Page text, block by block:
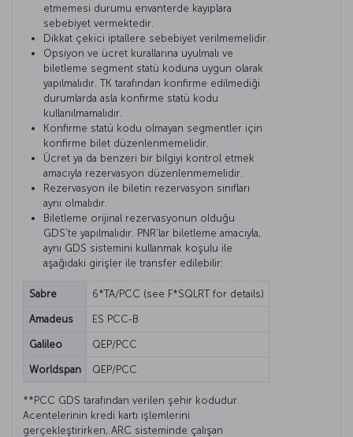
etmemesi durumu envanterde kayıplara
sebebiyet vermektedir.
Dikkat çekici iptallere sebebiyet verilmemelidir.
Opsiyon ve ücret kurallarına uyulmalı ve
biletleme segment statü koduna uygun olarak
yapılmalıdır. TK tarafından konfirme edilmediği
durumlarda asla konfirme statü kodu
kullanılmamalıdır.
Konfirme statü kodu olmayan segmentler için
konfirme bilet düzenlenmemelidir.
Ücret ya da benzeri bir bilgiyi kontrol etmek
amacıyla rezervasyon düzenlenmemelidir.
Rezervasyon ile biletin rezervasyon sınıfları
aynı olmalıdır.
Biletleme orijinal rezervasyonun olduğu
GDS’te yapılmalıdır. PNR’lar biletleme amacıyla,
aynı GDS sistemini kullanmak koşulu ile
aşağıdaki girişler ile transfer edilebilir:
Sabre 6*TA/PCC (see F*SQLRT for details)
Amadeus ES PCC-B
Galileo QEP/PCC
Worldspan QEP/PCC
**PCC GDS tarafından verilen şehir kodudur.
Acentelerinin kredi kartı işlemlerini
gerçekleştirirken, ARC sisteminde çalışan